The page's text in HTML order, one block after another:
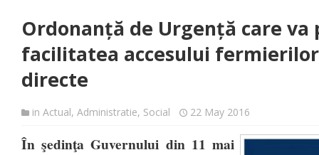
Ordonanță de Urgență care
facilitatea accesului
directe
in Actual, Administratie, Social 22 May 2016
În şedinţa Guvernului din 11 mai